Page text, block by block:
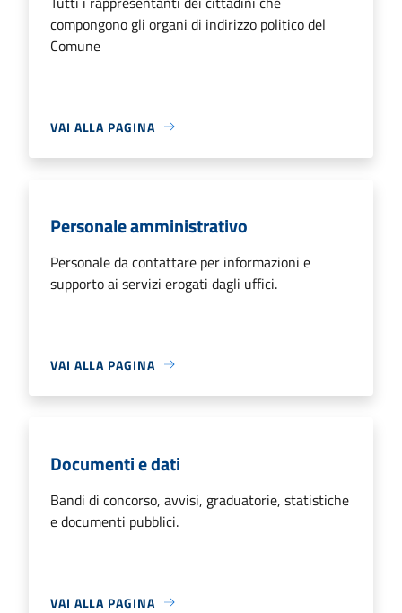
compongono gli organi di indirizzo politico del
Comune
VAI ALLA PAGINA
Personale amministrativo
Personale da contattare per informazioni e
supporto ai servizi erogati dagli uffici.
VAI ALLA PAGINA
Documenti e dati
Bandi di concorso, avvisi, graduatorie, statistiche
e documenti pubblici.
VAI ALLA PAGINA